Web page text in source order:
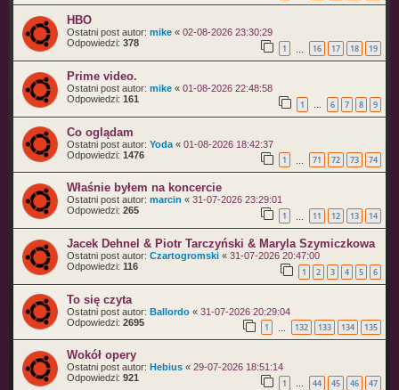
HBO
Ostatni post autor: mike « 02-08-2026 23:30:29
Odpowiedzi: 378 1 16 17 18 19
Prime video.
Ostatni post autor: mike « 01-08-2026 22:48:58
Odpowiedzi: 161 1 … 6 7 8 9
Co oglądam
Ostatni post autor: Yoda « 01-08-2026 18:42:37
Odpowiedzi: 1476 1 71 72 73 74
Właśnie byłem na koncercie
Ostatni post autor: marcin « 31-07-2026 23:29:01
Odpowiedzi: 265 1 11 12 13 14
Jacek Dehnel & Piotr Tarczyński & Maryla Szymiczkowa
Ostatni post autor: Czartogromski « 31-07-2026 20:47:00
Odpowiedzi: 116 1 2 3 4 5 6
To się czyta
Ostatni post autor: Ballordo « 31-07-2026 20:29:04
Odpowiedzi: 2695 1 132 133 134 135
Wokół opery
Ostatni post autor: Hebius « 29-07-2026 18:51:14
Odpowiedzi: 921 1 … 44 45 46 47